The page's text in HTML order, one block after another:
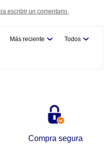
escribir un comentario.
Más reciente Todos
Compra segura